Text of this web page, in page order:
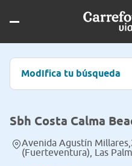
Modifica tu búsqueda
Sbh Costa Calma
Avenida Agustín
(Fuerteventura), Las